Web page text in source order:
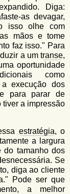
Diga:
as devagar,
isso olhe com
mãos e tome
faz isso." Para
a um transe,
oportunidade
como
execução dos
para parar de
tiver a impressão
estratégia, o
a largura
do tamanho dos
Se
diga ao cliente
Pode ser que
a melhor